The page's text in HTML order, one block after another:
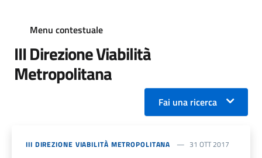
Menu contestuale
III Direzione Viabilità
Metropolitana
Fai una ricerca
III DIREZIONE VIABILITÀ METROPOLITANA 31 OTT 2017